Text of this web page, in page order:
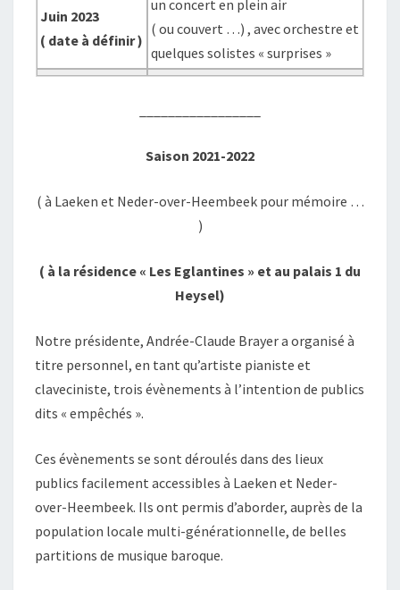
Juin 2023
( date à définir )
un concert en plein air
( ou couvert …) , avec orchestre et
quelques solistes « surprises »
Saison 2021-2022
( à Laeken et Neder-over-Heembeek pour mémoire …
)
( à la résidence « Les Eglantines » et au palais 1 du
Heysel)
Notre présidente, Andrée-Claude Brayer a organisé à
titre personnel, en tant qu’artiste pianiste et
claveciniste, trois évènements à l’intention de publics
dits « empêchés ».
Ces évènements se sont déroulés dans des lieux
publics facilement accessibles à Laeken et Neder-
over-Heembeek. Ils ont permis d’aborder, auprès de la
population locale multi-générationnelle, de belles
partitions de musique baroque.